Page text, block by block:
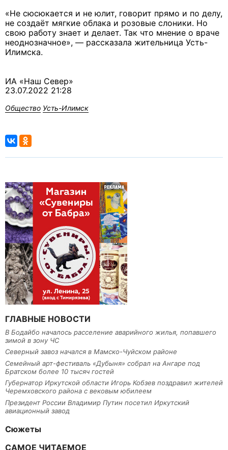
«Не сюсюкается и не юлит, говорит прямо и по делу,
не создаёт мягкие облака и розовые слоники. Но
свою работу знает и делает. Так что мнение о враче
неоднозначное», — рассказала жительница Усть-
Илимска.
ИА «Наш Север»
23.07.2022 21:28
Общество Усть-Илимск
ГЛАВНЫЕ НОВОСТИ
В Бодайбо началось расселение аварийного жилья, попавшего
зимой в зону ЧС
Северный завоз начался в Мамско-Чуйском районе
Семейный арт-фестиваль «Дубыня» собрал на Ангаре под
Братском более 10 тысяч гостей
Губернатор Иркутской области Игорь Кобзев поздравил жителей
Черемховского района с вековым юбилеем
Президент России Владимир Путин посетил Иркутский
авиационный завод
Сюжеты
САМОЕ ЧИТАЕМОЕ